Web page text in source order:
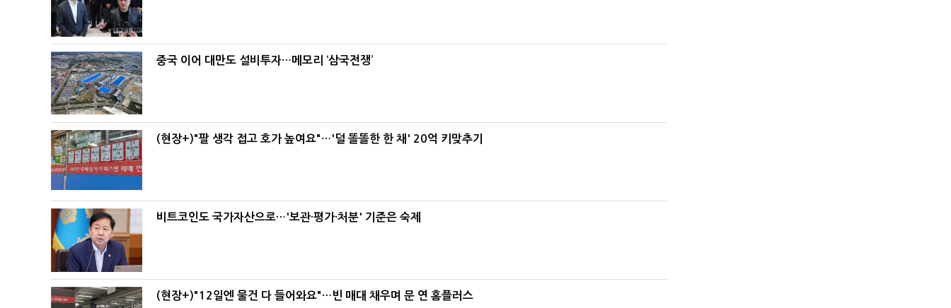
중국 이어 대만도 설비투자…메모리 ‘삼국전쟁’
(현장+)"팔 생각 접고 호가 높여요"…'덜 똘똘한 한 채' 20억 키맞추기
비트코인도 국가자산으로…'보관·평가·처분' 기준은 숙제
(현장+)"12일엔 물건 다 들어와요"…빈 매대 채우며 문 연 홈플러스